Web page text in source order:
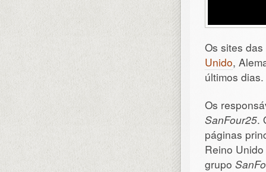
Os sites
Unido,
últimos dias.
Os
SanFour25.
páginas
Reino
grupo